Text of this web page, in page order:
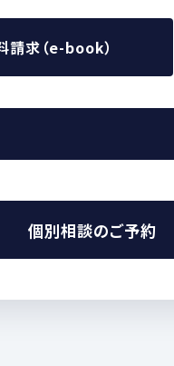
請求（e-book）
個別相談のご予約